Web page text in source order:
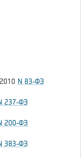
N 83-ФЗ
237-ФЗ
200-ФЗ
383-ФЗ